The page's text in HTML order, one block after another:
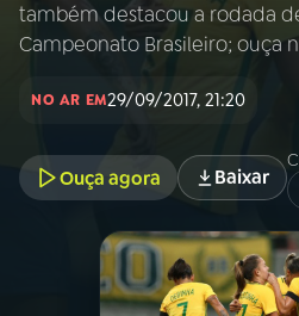
01 INÍCIO
02A RÁDIO
03PROGRAMAÇÃO
PROGRAMAS
também destacou a rodada
Campeonato Brasileiro; ouça
NO AR EM29/09/2017, 21:20
Ouça agora Baixar